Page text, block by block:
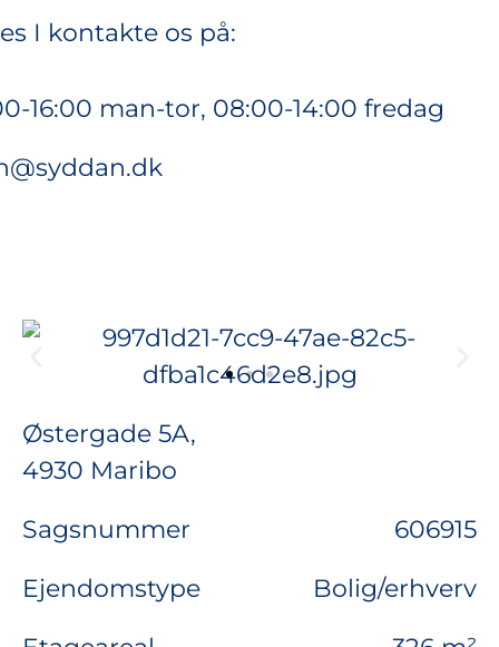
I kontakte os på:
16:00 man-tor, 08:00-14:00 fredag
Østergade 5A,
4930 Maribo
Sagsnummer
606915
Ejendomstype
Bolig/erhverv